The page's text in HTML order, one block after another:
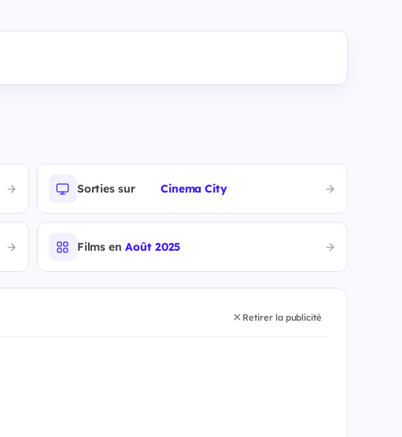
Sorties sur Cinema City
Films enAoût 2025
Retirer la publicité